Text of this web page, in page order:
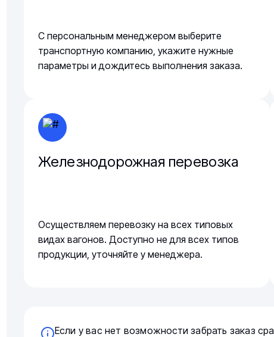
С персональным менеджером выберите
транспортную компанию, укажите нужные
параметры и дождитесь выполнения заказа.
Железнодорожная перевозка
Осуществляем перевозку на всех типовых
видах вагонов. Доступно не для всех типов
продукции, уточняйте у менеджера.
Если у вас нет возможности забрать заказ